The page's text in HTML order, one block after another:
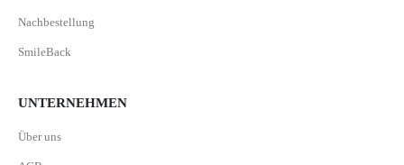
Nachbestellung
SmileBack
UNTERNEHMEN
Über uns